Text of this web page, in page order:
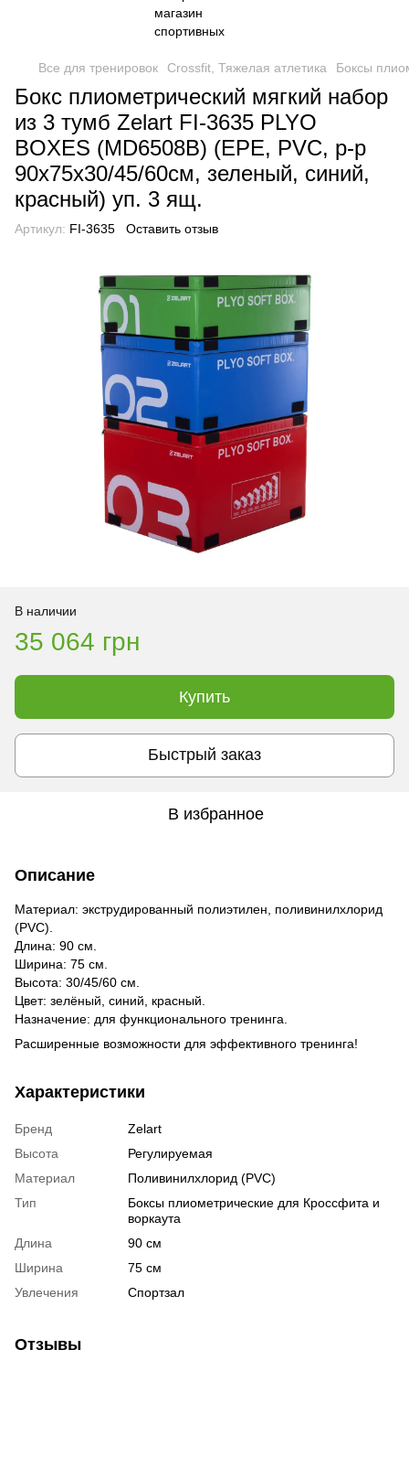
Все для тренировок Crossfit, Тяжелая атлетика Боксы
Бокс плиометрический мягкий набор
из 3 тумб Zelart FI-3635 PLYO
BOXES (MD6508B) (EPE, PVC, р-р
90х75х30/45/60см, зеленый, синий,
красный) уп. 3 ящ.
Артикул: FI-3635 Оставить отзыв
В наличии
35 064 грн
Купить
Быстрый заказ
В избранное
Описание
Материал: экструдированный полиэтилен, поливинилхлорид
(PVC).
Длина: 90 см.
Ширина: 75 см.
Высота: 30/45/60 см.
Цвет: зелёный, синий, красный.
Назначение: для функционального тренинга.
Расширенные возможности для эффективного тренинга!
Характеристики
Бренд
Zelart
Высота
Регулируемая
Материал
Поливинилхлорид (PVC)
Тип
Боксы плиометрические для Кроссфита и
воркаута
Длина
90 см
Ширина
75 см
Увлечения
Спортзал
Отзывы